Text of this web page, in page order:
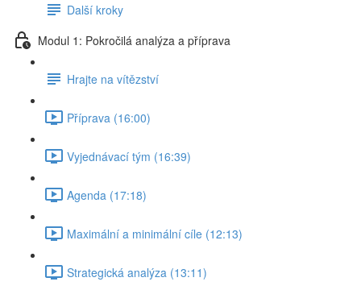
Další kroky
Modul 1: Pokročilá analýza a příprava
Hrajte na vítězství
Příprava (16:00)
Vyjednávací tým (16:39)
Agenda (17:18)
Maximální a minimální cíle (12:13)
Strategická analýza (13:11)